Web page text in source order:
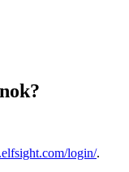
login/.